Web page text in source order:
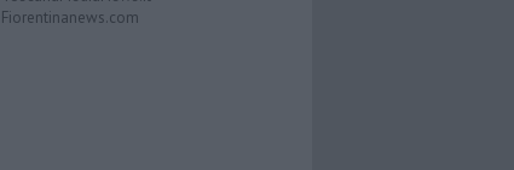
Fiorentinanews.com